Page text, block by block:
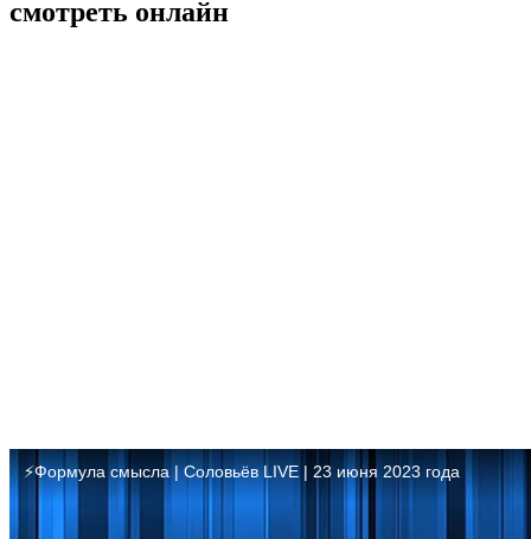
смотреть онлайн